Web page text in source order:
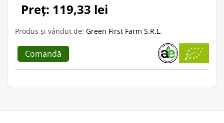
Preț: 119,33 lei
Produs și vândut de: Green First Farm S.R.L.
Comandă